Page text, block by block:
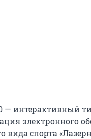
— интерактивный
электронного
вида спорта